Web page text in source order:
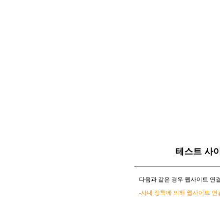
테스트 사
다음과 같은 경우 웹사이트 연
-사내 정책에 의해 웹사이트